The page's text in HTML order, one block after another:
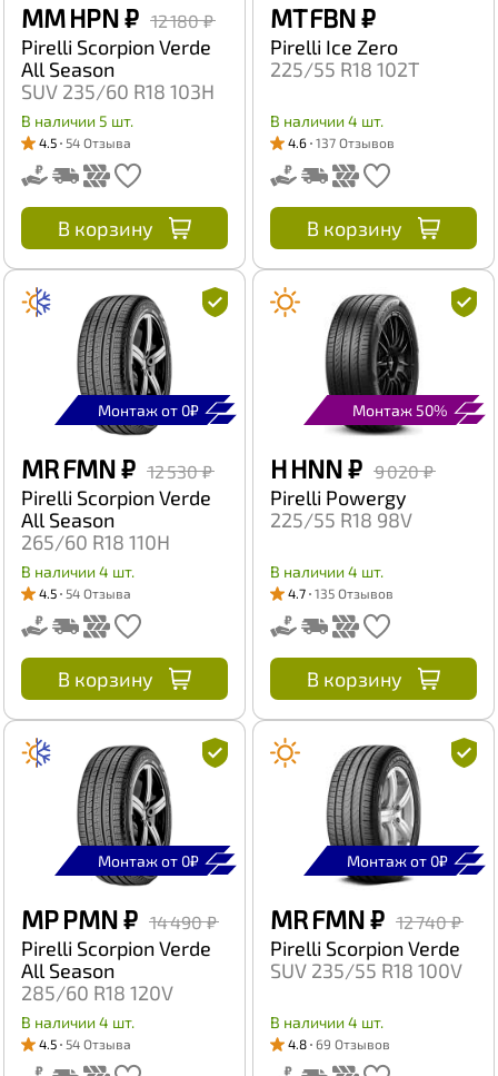
MM HPN₽ 12 180 ₽
Pirelli Scorpion Verde
All Season
SUV 235/60 R18 103H
В наличии 5 шт.
4.5 54 Отзыва
В корзину
MT FBN₽
Pirelli Ice Zero
225/55 R18 102T
В наличии 4 шт.
4.6 137 Отзывов
В корзину
Монтаж от 0₽
MR FMN₽ 12 530 ₽
Pirelli Scorpion Verde
All Season
265/60 R18 110H
В наличии 4 шт.
4.5 54 Отзыва
В корзину
Монтаж 50%
H HNN₽ 9 020 ₽
Pirelli Powergy
225/55 R18 98V
В наличии 4 шт.
4.7 135 Отзывов
В корзину
Монтаж от 0₽
MP PMN₽ 14 490 ₽
Pirelli Scorpion Verde
All Season
285/60 R18 120V
В наличии 4 шт.
4.5 54 Отзыва
Монтаж от 0₽
MR FMN₽ 12 740 ₽
Pirelli Scorpion Verde
SUV 235/55 R18 100V
В наличии 4 шт.
4.8 69 Отзывов